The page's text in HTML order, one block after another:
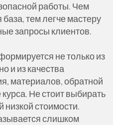
работы. Чем
тем легче мастеру
запросы клиентов.
не только из
и из качества
материалов, обратной
Не стоит выбирать
низкой стоимости.
слишком